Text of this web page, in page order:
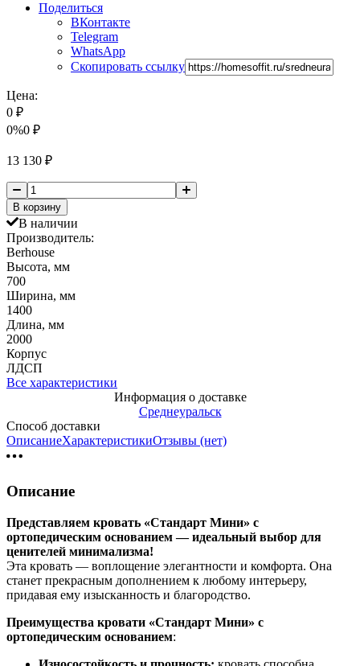
Поделиться
ВКонтакте
Telegram
WhatsApp
Скопировать ссылку
Цена:
0 ₽
0%0 ₽
13 130 ₽
В корзину
В наличии
Производитель:
Berhouse
Высота, мм
700
Ширина, мм
1400
Длина, мм
2000
Корпус
ЛДСП
Все характеристики
Информация о доставке
Среднеуральск
Способ доставки
ОписаниеХарактеристикиОтзывы (нет)
Описание
Представляем кровать «Стандарт Мини» с
ортопедическим основанием — идеальный выбор для
ценителей минимализма!
Эта кровать — воплощение элегантности и комфорта. Она
станет прекрасным дополнением к любому интерьеру,
придавая ему изысканность и благородство.
Преимущества кровати «Стандарт Мини» с
ортопедическим основанием: